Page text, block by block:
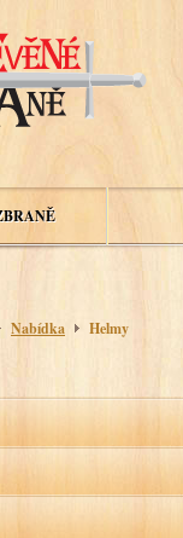
Nabídka Helmy